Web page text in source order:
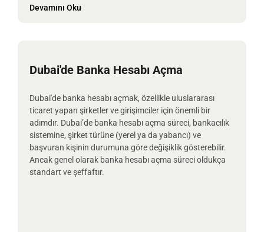
Devamını Oku
Dubai'de Banka Hesabı Açma
Dubai'de banka hesabı açmak, özellikle uluslararası
ticaret yapan şirketler ve girişimciler için önemli bir
adımdır. Dubai’de banka hesabı açma süreci, bankacılık
sistemine, şirket türüne (yerel ya da yabancı) ve
başvuran kişinin durumuna göre değişiklik gösterebilir.
Ancak genel olarak banka hesabı açma süreci oldukça
standart ve şeffaftır.